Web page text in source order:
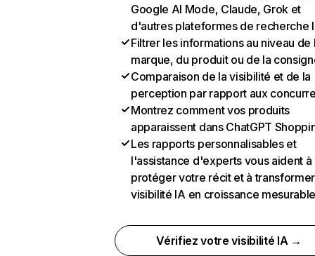
Google AI Mode, Claude, Grok et
d'autres plateformes de recherche
Filtrer les informations au niveau de
marque, du produit ou de la
Comparaison de la visibilité et de la
perception par rapport aux
Montrez comment vos produits
apparaissent dans ChatGPT
Les rapports personnalisables et
l'assistance d'experts vous aident à
protéger votre récit et à
visibilité IA en croissance
Vérifiez votre visibilité IA →